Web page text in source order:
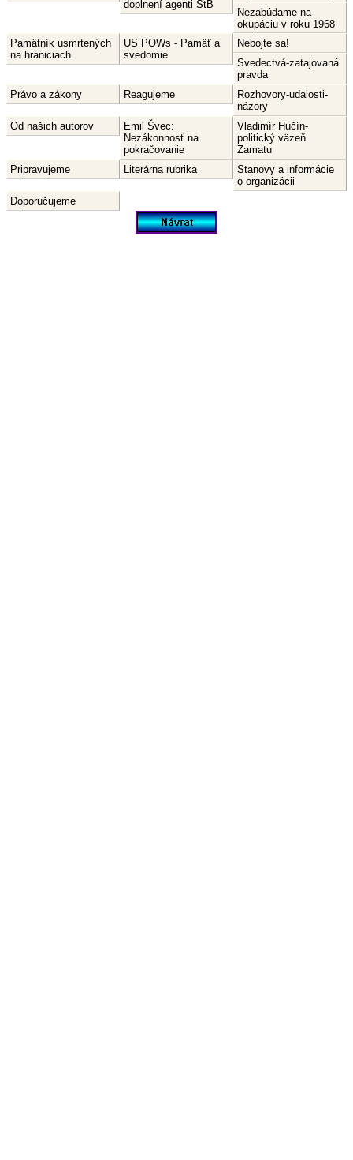
doplnení agenti ŠtB
Nezabúdame na
okupáciu v roku 1968
Pamätník usmrtených
na hraniciach
US POWs - Pamäť a
svedomie
Nebojte sa!
Svedectvá-zatajovaná
pravda
Právo a zákony
Reagujeme
Rozhovory-udalosti-
názory
Od našich autorov
Emil Švec:
Nezákonnosť na
pokračovanie
Vladimír Hučín-
politický väzeň
Zamatu
Pripravujeme
Literárna rubrika
Stanovy a informácie
o organizácii
Doporučujeme